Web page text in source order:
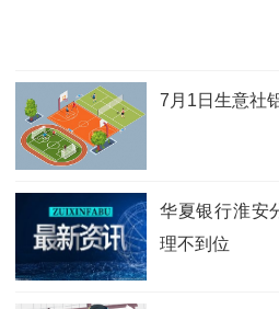
7月1日生意社
华夏银行淮安
理不到位